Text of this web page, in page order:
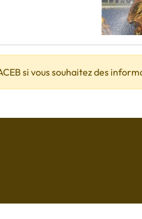
si vous souhaitez des